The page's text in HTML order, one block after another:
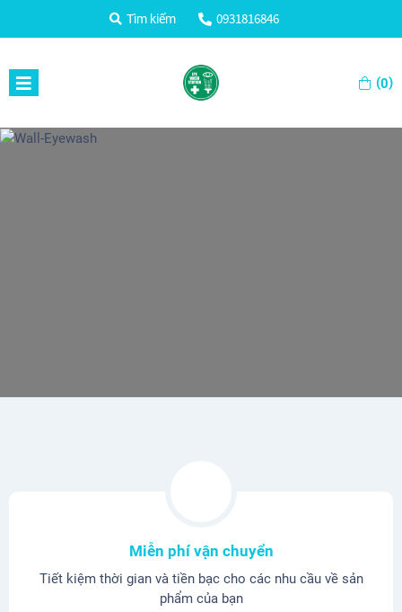
Tìm kiếm 0931816846
(0)
Miễn phí vận chuyển
Tiết kiệm thời gian và tiền bạc cho các nhu cầu về sản
phẩm của bạn